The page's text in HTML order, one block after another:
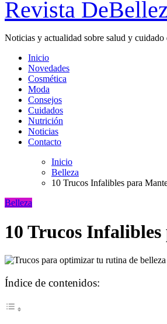
Revista
Noticias y actualidad sobre salud y cuidado
Inicio
Novedades
Cosmética
Moda
Consejos
Cuidados
Nutrición
Noticias
Contacto
Inicio
Belleza
10 Trucos Infalibles para
Belleza
10 Trucos
Índice de contenidos: